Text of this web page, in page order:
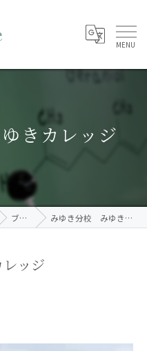
きカレッジ
ブログ みゆき分校 みゆきカレッジ
ッジ